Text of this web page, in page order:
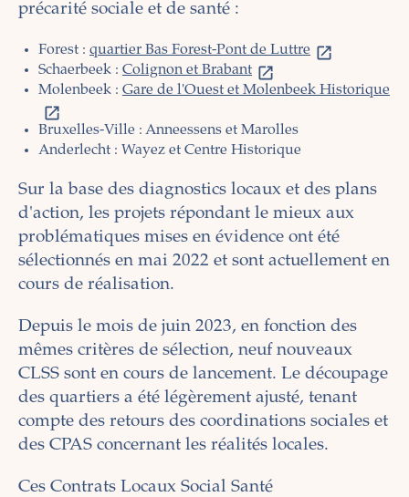
précarité sociale et de santé :
Forest : quartier Bas Forest-Pont de Luttre
Schaerbeek : Colignon et Brabant
Molenbeek : Gare de l'Ouest et Molenbeek Historique
Bruxelles-Ville : Anneessens et Marolles
Anderlecht : Wayez et Centre Historique
Sur la base des diagnostics locaux et des plans
d'action, les projets répondant le mieux aux
problématiques mises en évidence ont été
sélectionnés en mai 2022 et sont actuellement en
cours de réalisation.
Depuis le mois de juin 2023, en fonction des
mêmes critères de sélection, neuf nouveaux
CLSS sont en cours de lancement. Le découpage
des quartiers a été légèrement ajusté, tenant
compte des retours des coordinations sociales et
des CPAS concernant les réalités locales.
Ces Contrats Locaux Social Santé